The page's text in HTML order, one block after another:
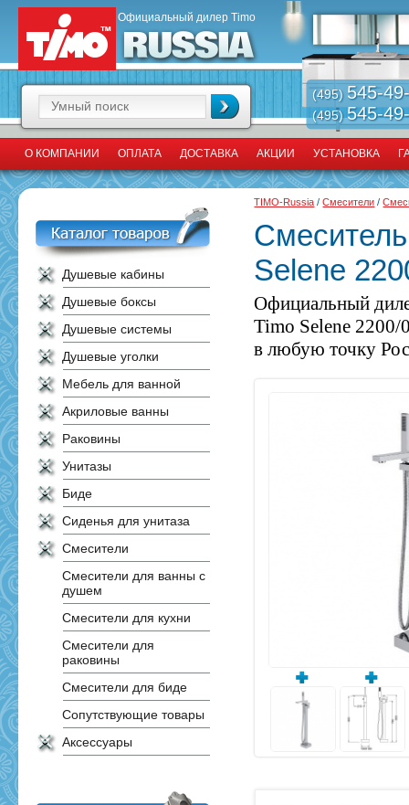
Официальный дилер Timo
(495) 545-
(495)545-
О КОМПАНИИ ОПЛАТА ДОСТАВКА АКЦИИ УСТАНОВКА
Душевые кабины
Душевые боксы
Душевые системы
Душевые уголки
Мебель для ванной
Акриловые ванны
Раковины
Унитазы
Биде
Сиденья для унитаза
Смесители
Смесители для ванны с
душем
Смесители для кухни
Смесители для
раковины
Смесители для биде
Сопутствующие товары
Аксессуары
TIMO-Russia /Смесители /
Selene
Официальный
Timo Selene 2200/
в любую точку